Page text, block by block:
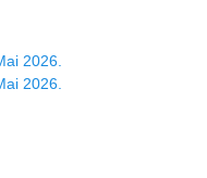
2026.
2026.